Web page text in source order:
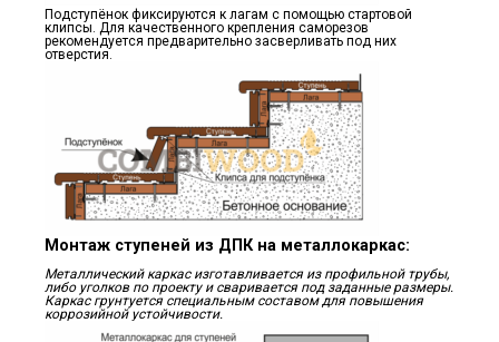
Подступёнок фиксируются к лагам с помощью стартовой
клипсы. Для качественного крепления саморезов
рекомендуется предварительно засверливать под них
отверстия.
Монтаж ступеней из ДПК на металлокаркас:
Металлический каркас изготавливается из профильной трубы,
либо уголков по проекту и сваривается под заданные размеры.
Каркас грунтуется специальным составом для повышения
коррозийной устойчивости.